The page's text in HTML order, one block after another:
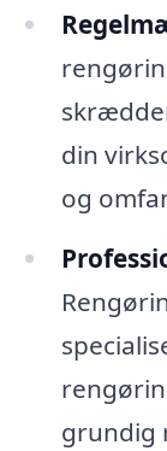
din
og
grundig